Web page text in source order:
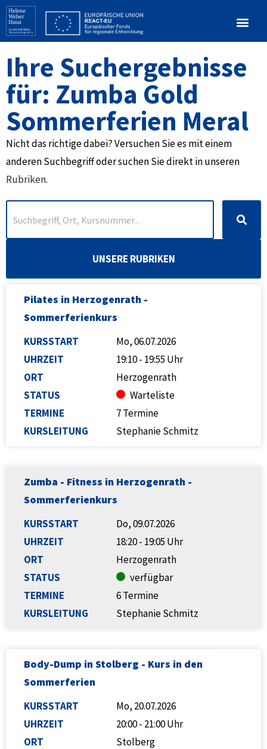
Ihre Suchergebnisse
für: Zumba Gold
Sommerferien Meral
Nicht das richtige dabei? Versuchen Sie es mit einem
anderen Suchbegriff oder suchen Sie direkt in unseren
Rubriken.
UNSERE RUBRIKEN
Pilates in Herzogenrath -
Sommerferienkurs
KURSSTART
UHRZEIT
ORT
STATUS
TERMINE
KURSLEITUNG
Mo, 06.07.2026
19:10 - 19:55 Uhr
Herzogenrath
Warteliste
7 Termine
Stephanie Schmitz
Zumba - Fitness in Herzogenrath -
Sommerferienkurs
KURSSTART
UHRZEIT
ORT
STATUS
TERMINE
KURSLEITUNG
Do, 09.07.2026
18:20 - 19:05 Uhr
Herzogenrath
verfügbar
6 Termine
Stephanie Schmitz
Body-Dump in Stolberg - Kurs in den
Sommerferien
KURSSTART
UHRZEIT
ORT
Mo, 20.07.2026
20:00 - 21:00 Uhr
Stolberg